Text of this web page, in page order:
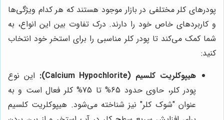
پودرهای کلر مختلفی در بازار موجود هستند که هر کدام ویژگی‌ها
و کاربردهای خاص خود را دارند. درک تفاوت بین این انواع، به
شما کمک می‌کند تا پودر کلر مناسبی را برای استخر خود انتخاب
کنید:
هیپوکلریت کلسیم (Calcium Hypochlorite):
این نوع
پودر کلر، حاوی حدود 65% تا 75% کلر فعال است و به
عنوان "شوک کلر" نیز شناخته می‌شود. هیپوکلریت کلسیم